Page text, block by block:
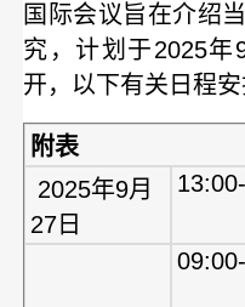
国际会议旨在介绍
究，计划于2025年
开， 以下有关日程
附表
2025年9月
27日